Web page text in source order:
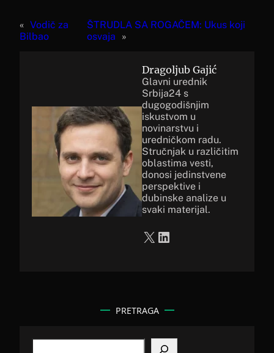
« Vodič za
Bilbao
ŠTRUDLA SA ROGAČEM: Ukus koji
osvaja
»
Dragoljub Gajić
Glavni urednik
Srbija24 s
dugogodišnjim
iskustvom u
novinarstvu i
uredničkom radu.
Stručnjak u različitim
oblastima vesti,
donosi jedinstvene
perspektive i
dubinske analize u
svaki materijal.
X LinkedIn
PRETRAGA